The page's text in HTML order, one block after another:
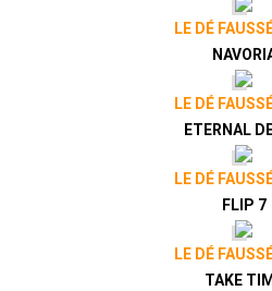
LE DÉ
LE DÉ
ETERNAL
LE DÉ
FLIP 7
LE DÉ
TAKE